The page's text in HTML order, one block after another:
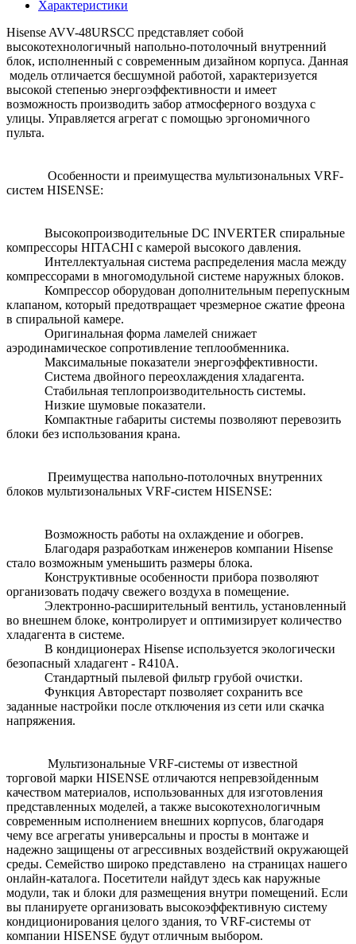
Характеристики
Hisense AVV-48URSCC представляет собой
высокотехнологичный напольно-потолочный внутренний
блок, исполненный с современным дизайном корпуса. Данная
модель отличается бесшумной работой, характеризуется
высокой степенью энергоэффективности и имеет
возможность производить забор атмосферного воздуха с
улицы. Управляется агрегат с помощью эргономичного
пульта.
Особенности и преимущества мультизональных VRF-
систем HISENSE:
Высокопроизводительные DC INVERTER спиральные
компрессоры HITACHI с камерой высокого давления.
Интеллектуальная система распределения масла между
компрессорами в многомодульной системе наружных блоков.
Компрессор оборудован дополнительным перепускным
клапаном, который предотвращает чрезмерное сжатие фреона
в спиральной камере.
Оригинальная форма ламелей снижает
аэродинамическое сопротивление теплообменника.
Максимальные показатели энергоэффективности.
Система двойного переохлаждения хладагента.
Стабильная теплопроизводительность системы.
Низкие шумовые показатели.
Компактные габариты системы позволяют перевозить
блоки без использования крана.
Преимущества напольно-потолочных внутренних
блоков мультизональных VRF-систем HISENSE:
Возможность работы на охлаждение и обогрев.
Благодаря разработкам инженеров компании Hisense
стало возможным уменьшить размеры блока.
Конструктивные особенности прибора позволяют
организовать подачу свежего воздуха в помещение.
Электронно-расширительный вентиль, установленный
во внешнем блоке, контролирует и оптимизирует количество
хладагента в системе.
В кондиционерах Hisense используется экологически
безопасный хладагент - R410A.
Стандартный пылевой фильтр грубой очистки.
Функция Авторестарт позволяет сохранить все
заданные настройки после отключения из сети или скачка
напряжения.
Мультизональные VRF-системы от известной
торговой марки HISENSE отличаются непревзойденным
качеством материалов, использованных для изготовления
представленных моделей, а также высокотехнологичным
современным исполнением внешних корпусов, благодаря
чему все агрегаты универсальны и просты в монтаже и
надежно защищены от агрессивных воздействий окружающей
среды. Семейство широко представлено на страницах нашего
онлайн-каталога. Посетители найдут здесь как наружные
модули, так и блоки для размещения внутри помещений. Если
вы планируете организовать высокоэффективную систему
кондиционирования целого здания, то VRF-системы от
компании HISENSE будут отличным выбором.